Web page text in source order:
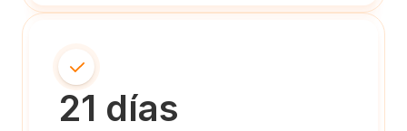
21 días